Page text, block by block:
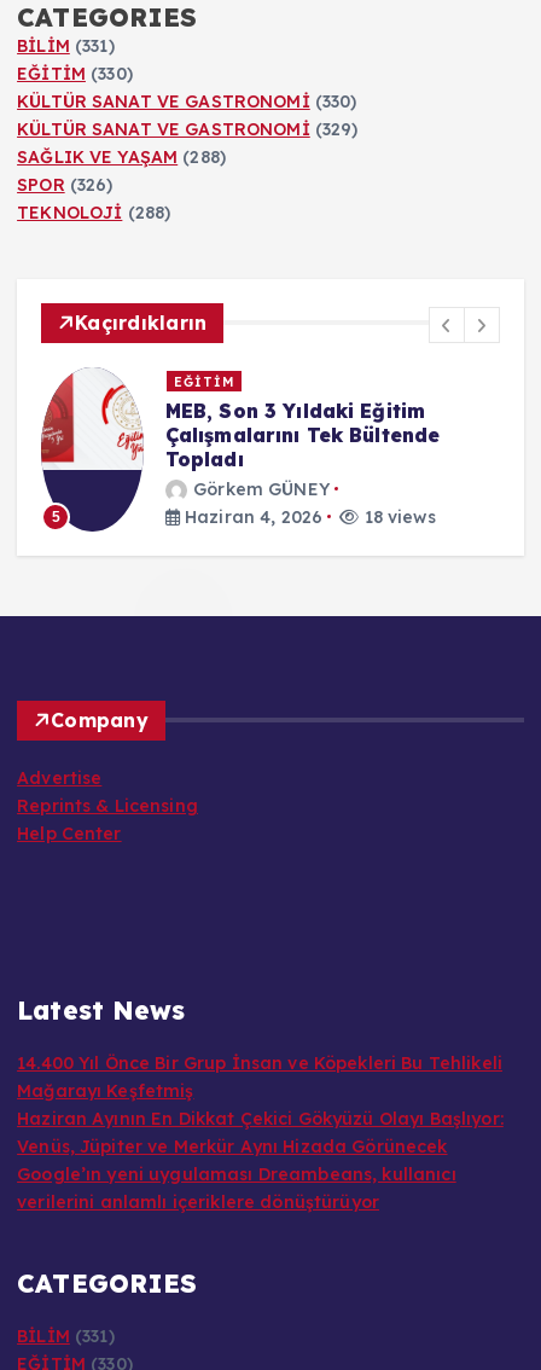
CATEGORIES
BİLİM (331)
EĞİTİM (330)
KÜLTÜR SANAT VE GASTRONOMİ (330)
KÜLTÜR SANAT VE GASTRONOMİ (329)
SAĞLIK VE YAŞAM (288)
SPOR (326)
TEKNOLOJİ (288)
Kaçırdıkların
5
EĞİTİM
MEB, Son 3 Yıldaki Eğitim
Çalışmalarını Tek Bültende
Topladı
Görkem GÜNEY
Haziran 4, 2026
18 views
Company
Advertise
Reprints & Licensing
Help Center
Latest News
14.400 Yıl Önce Bir Grup İnsan ve Köpekleri Bu Tehlikeli
Mağarayı Keşfetmiş
Haziran Ayının En Dikkat Çekici Gökyüzü Olayı Başlıyor:
Venüs, Jüpiter ve Merkür Aynı Hizada Görünecek
Google’ın yeni uygulaması Dreambeans, kullanıcı
verilerini anlamlı içeriklere dönüştürüyor
CATEGORIES
BİLİM (331)
EĞİTİM (330)